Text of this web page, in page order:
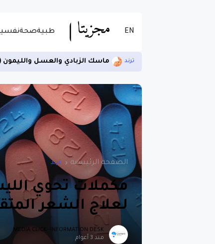
EN طبيةصحة
ترند زيادة الخصوبة لدى الرجال
الصفحة الرئيسية ترند
مكملات تحوي
لعلاج الشعر
MEDIA CLICK -INFORMATION DESK
منذ 3 أعوام